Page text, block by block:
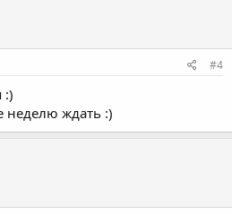
#4
:)
неделю ждать :)